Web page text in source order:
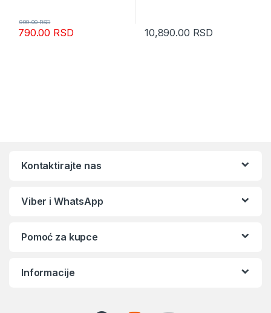
790.00 RSD
999.00RSD
10,890.00 RSD
Kontaktirajte nas
Viber i WhatsApp
Pomoć za kupce
Informacije